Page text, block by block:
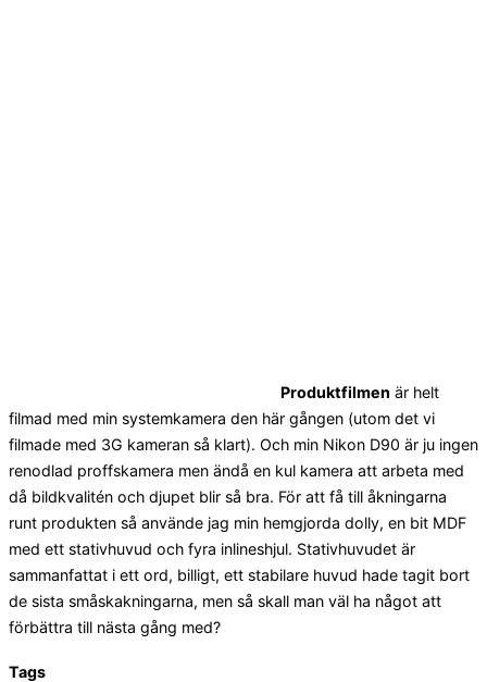
Produktfilmen är helt
filmad med min systemkamera den här gången (utom det vi
filmade med 3G kameran så klart). Och min Nikon D90 är ju ingen
renodlad proffskamera men ändå en kul kamera att arbeta med
då bildkvalitén och djupet blir så bra. För att få till åkningarna
runt produkten så använde jag min hemgjorda dolly, en bit MDF
med ett stativhuvud och fyra inlineshjul. Stativhuvudet är
sammanfattat i ett ord, billigt, ett stabilare huvud hade tagit bort
de sista småskakningarna, men så skall man väl ha något att
förbättra till nästa gång med?
Tags